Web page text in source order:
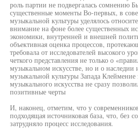
роль партии не подвергалась сомнению
существенные моменты Во-первых, в
музыкальной культуры уделялось
внимание на фоне более существенных
экономики, внутренней и внешней
объективная оценка процессов,
требовала от исследователей высокого
четкого представления не только о
музыкальном искусстве, но и о наследии
музыкальной культуры Запада
музыкального искусства не сразу
позитивные черты
И, наконец, отметим, что у
подходящая источниковая база, что, без
затрудняло процесс исследования.